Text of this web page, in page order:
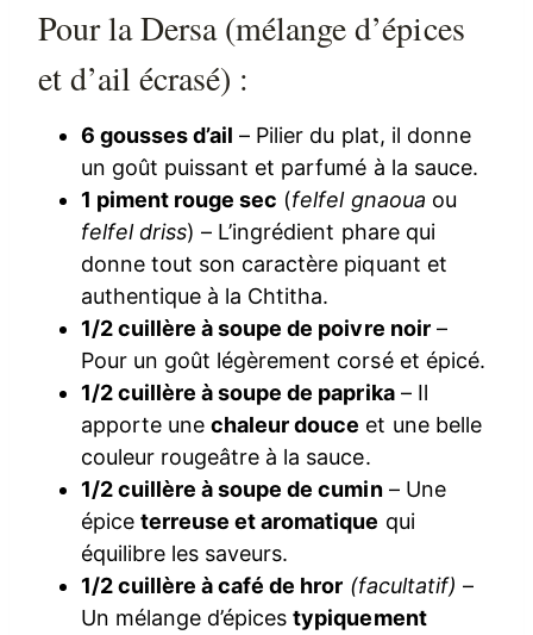
Pour la Dersa (mélange d’épices
et d’ail écrasé) :
6 gousses d’ail – Pilier du plat, il donne
un goût puissant et parfumé à la sauce.
1 piment rouge sec (felfel gnaoua ou
felfel driss) – L’ingrédient phare qui
donne tout son caractère piquant et
authentique à la Chtitha.
1/2 cuillère à soupe de poivre noir–
Pour un goût légèrement corsé et épicé.
1/2 cuillère à soupe de paprika– Il
apporte unechaleur douce et une belle
couleur rougeâtre à la sauce.
1/2 cuillère à soupe de cumin– Une
épiceterreuse et aromatique qui
équilibre les saveurs.
1/2 cuillère à café de hror (facultatif) –
Un mélange d’épicestypiquement